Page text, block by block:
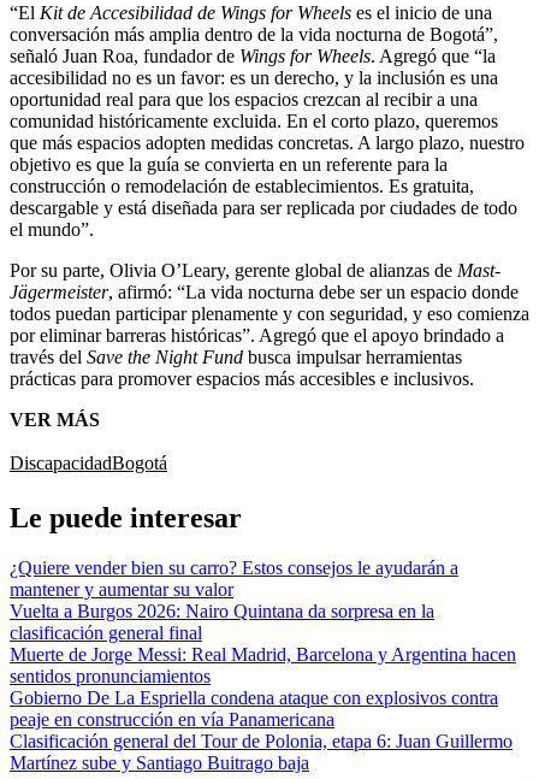
“El Kit de Accesibilidad de Wings for Wheels es el inicio de una
conversación más amplia dentro de la vida nocturna de Bogotá”,
señaló Juan Roa, fundador de Wings for Wheels. Agregó que “la
accesibilidad no es un favor: es un derecho, y la inclusión es una
oportunidad real para que los espacios crezcan al recibir a una
comunidad históricamente excluida. En el corto plazo, queremos
que más espacios adopten medidas concretas. A largo plazo, nuestro
objetivo es que la guía se convierta en un referente para la
construcción o remodelación de establecimientos. Es gratuita,
descargable y está diseñada para ser replicada por ciudades de todo
el mundo”.
Por su parte, Olivia O’Leary, gerente global de alianzas de Mast-
Jägermeister, afirmó: “La vida nocturna debe ser un espacio donde
todos puedan participar plenamente y con seguridad, y eso comienza
por eliminar barreras históricas”. Agregó que el apoyo brindado a
través del Save the Night Fund busca impulsar herramientas
prácticas para promover espacios más accesibles e inclusivos.
VER MÁS
DiscapacidadBogotá
Le puede interesar
¿Quiere vender bien su carro? Estos consejos le ayudarán a
mantener y aumentar su valor
Vuelta a Burgos 2026: Nairo Quintana da sorpresa en la
clasificación general final
Muerte de Jorge Messi: Real Madrid, Barcelona y Argentina hacen
sentidos pronunciamientos
Gobierno De La Espriella condena ataque con explosivos contra
peaje en construcción en vía Panamericana
Clasificación general del Tour de Polonia, etapa 6: Juan Guillermo
Martínez sube y Santiago Buitrago baja